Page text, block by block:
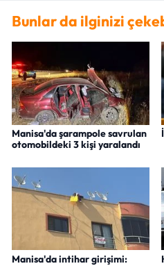
Bunlar da ilginizi
Manisa'da şarampole savrulan
otomobildeki 3 kişi yaralandı
Manisa'da intihar girişimi: